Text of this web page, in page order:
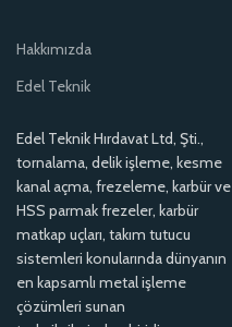
Hakkımızda
Edel Teknik
Edel Teknik Hırdavat Ltd, Şti.,
tornalama, delik işleme, kesme
kanal açma, frezeleme, karbür ve
HSS parmak frezeler, karbür
matkap uçları, takım tutucu
sistemleri konularında dünyanın
en kapsamlı metal işleme
çözümleri sunan